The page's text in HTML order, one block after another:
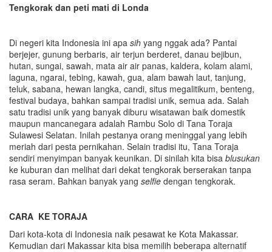
Tengkorak dan peti mati di Londa
Di negeri kita Indonesia ini apa sih yang nggak ada? Pantai
berjejer, gunung berbaris, air terjun berderet, danau bejibun,
hutan, sungai, sawah, mata air air panas, kaldera, kolam alami,
laguna, ngarai, tebing, kawah, gua, alam bawah laut, tanjung,
teluk, sabana, hewan langka, candi, situs megalitikum, benteng,
festival budaya, bahkan sampai tradisi unik, semua ada. Salah
satu tradisi unik yang banyak diburu wisatawan baik domestik
maupun mancanegara adalah Rambu Solo di Tana Toraja
Sulawesi Selatan. Inilah pestanya orang meninggal yang lebih
meriah dari pesta pernikahan. Selain tradisi itu, Tana Toraja
sendiri menyimpan banyak keunikan. Di sinilah kita bisa blusukan
ke kuburan dan melihat dari dekat tengkorak berserakan tanpa
rasa seram. Bahkan banyak yang selfie dengan tengkorak.
CARA KE TORAJA
Dari kota-kota di Indonesia naik pesawat ke Kota Makassar.
Kemudian dari Makassar kita bisa memilih beberapa alternatif